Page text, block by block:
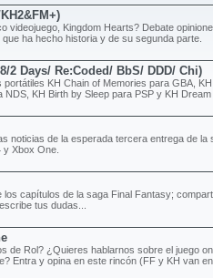
videojuego, Kingdom Hearts? Debate
ha hecho historia y de su segunda parte.
2 Days/ Re:Coded/ BbS/ DDD/ Chi)
KH Chain of Memories para GBA,
NDS, KH Birth by Sleep para PSP y KH
noticias de la esperada tercera entrega de la
y Xbox One.
los capítulos de la saga Final Fantasy;
tus dudas...
de Rol? ¿Quieres hablarnos sobre el juego
Entra y opina en este rincón (FF y KH van